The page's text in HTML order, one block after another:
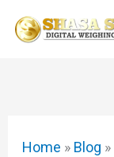
Home » Blog »